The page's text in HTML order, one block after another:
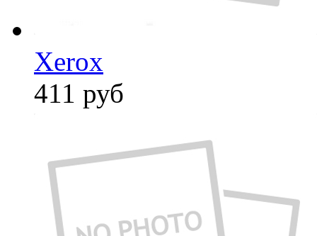
Xerox
411 руб